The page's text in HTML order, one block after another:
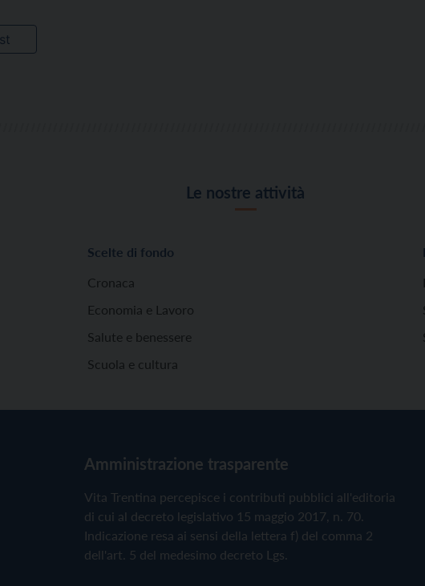
Le nostre attività
Scelte di fondo
Cronaca
Economia e Lavoro
Salute e benessere
Scuola e cultura
Amministrazione trasparente
Vita Trentina percepisce i contributi pubblici all'editoria
di cui al decreto legislativo 15 maggio 2017, n. 70.
Indicazione resa ai sensi della lettera f) del comma 2
dell'art. 5 del medesimo decreto Lgs.